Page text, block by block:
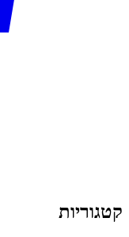
קטגוריות